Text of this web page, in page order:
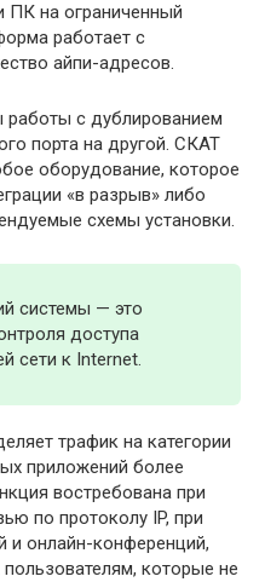
ПК на ограниченный
работает с
айпи-адресов.
с дублированием
порта на другой. СКАТ
оборудование, которое
«в разрыв» либо
схемы установки.
системы — это
доступа
сети к Internet.
трафик на категории
приложений более
востребована при
по протоколу IP, при
и онлайн-конференций,
которые не